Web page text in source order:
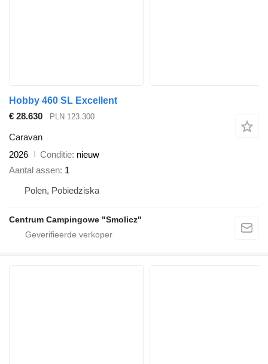
Hobby 460 SL Excellent
€ 28.630
PLN 123.300
Caravan
2026
Conditie nieuw
Aantal assen 1
Polen, Pobiedziska
Centrum Campingowe "Smolicz"